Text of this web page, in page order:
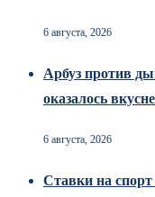
6 августа, 2026
Арбуз против
оказалось
6 августа, 2026
Ставки на